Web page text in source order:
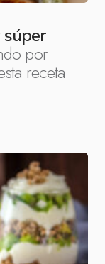
súper
por
receta